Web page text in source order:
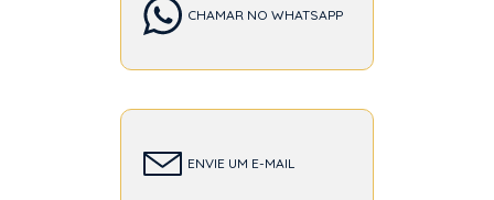
CHAMAR NO WHATSAPP
ENVIE UM E-MAIL